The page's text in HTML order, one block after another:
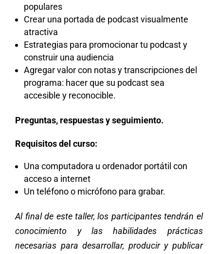
populares
Crear una portada de podcast visualmente
atractiva
Estrategias para promocionar tu podcast y
construir una audiencia
Agregar valor con notas y transcripciones del
programa: hacer que su podcast sea
accesible y reconocible.
Preguntas, respuestas y seguimiento.
Requisitos del curso:
Una computadora u ordenador portátil con
acceso a internet
Un teléfono o micrófono para grabar.
Al final de este taller, los participantes tendrán el
conocimiento y las habilidades prácticas
necesarias para desarrollar, producir y publicar